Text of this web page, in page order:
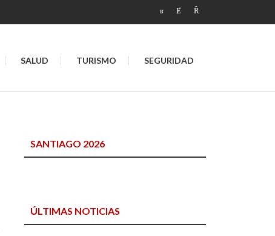
SALUD TURISMO SEGURIDAD
SANTIAGO 2026
ÚLTIMAS NOTICIAS